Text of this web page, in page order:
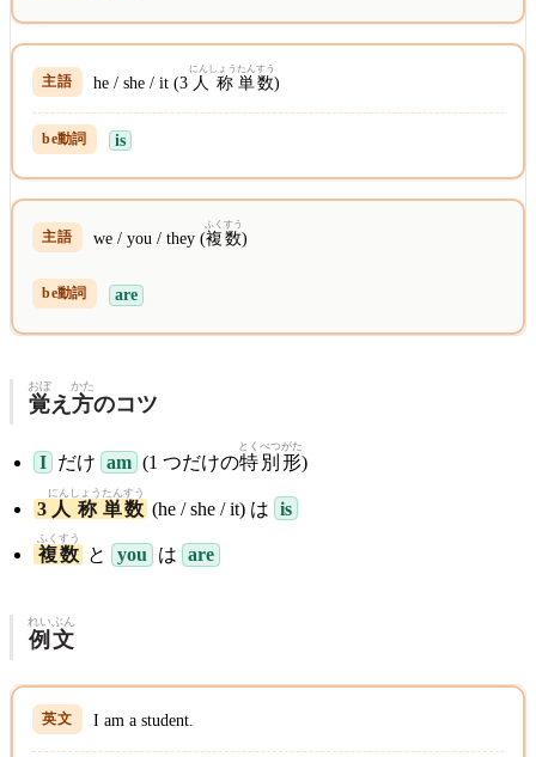
he / she / it (3 人称
にんしょう
単数
たんすう
)
is
we / you / they (複数
ふくすう
)
are
覚
おぼ
え 方
かた
のコツ
I だけ am (1 つだけの特
とく
別
べつ
形
がた
)
3 人称
にんしょう
単数
たんすう
(he / she / it) は is
複数
ふくすう
と you は are
例文
れいぶん
I am a student.